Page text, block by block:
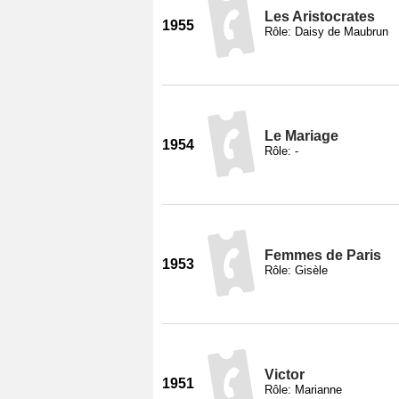
1955
Les Aristocrates
Rôle: Daisy de Maubrun
1954
Le Mariage
Rôle: -
1953
Femmes de Paris
Rôle: Gisèle
1951
Victor
Rôle: Marianne